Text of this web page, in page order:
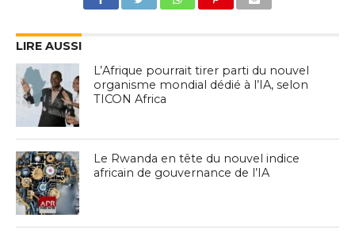
LIRE AUSSI
L’Afrique pourrait tirer parti du nouvel
organisme mondial dédié à l’IA, selon
TICON Africa
Le Rwanda en tête du nouvel indice
africain de gouvernance de l’IA